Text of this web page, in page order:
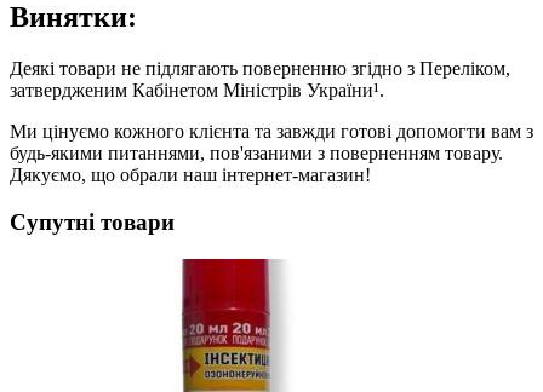
Винятки:
Деякі товари не підлягають поверненню згідно з Переліком,
затвердженим Кабінетом Міністрів України¹.
Ми цінуємо кожного клієнта та завжди готові допомогти вам з
будь-якими питаннями, пов'язаними з поверненням товару.
Дякуємо, що обрали наш інтернет-магазин!
Супутні товари